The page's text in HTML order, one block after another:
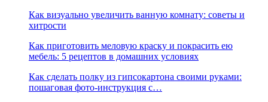
Как визуально увеличить ванную комнату: советы и
хитрости
Как приготовить меловую краску и покрасить ею
мебель: 5 рецептов в домашних условиях
Как сделать полку из гипсокартона своими руками:
пошаговая фото-инструкция с…